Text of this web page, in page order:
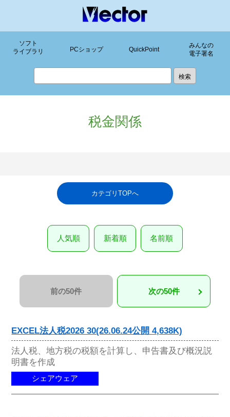
ソフト
ライブラリ
PCショップ QuickPoint
みんなの
電子署名
税金関係
カテゴリTOPへ
人気順 新着順 名前順
前の50件 次の50件
EXCEL法人税2026 30(26.06.24公開 4,638K)
法人税、地方税の税額を計算し、申告書及び概況説
明書を作成
シェアウェア